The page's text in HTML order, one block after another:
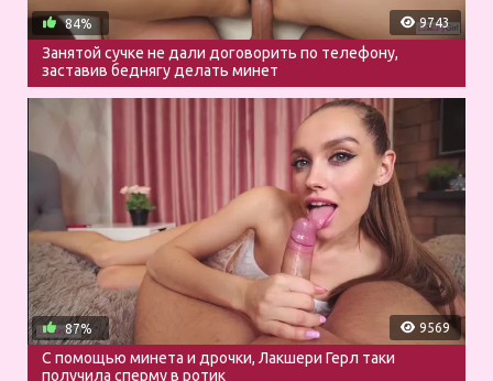
9743
84%
Занятой сучке не дали договорить по телефону,
заставив беднягу делать минет
9569
87%
С помощью минета и дрочки, Лакшери Герл таки
получила сперму в ротик